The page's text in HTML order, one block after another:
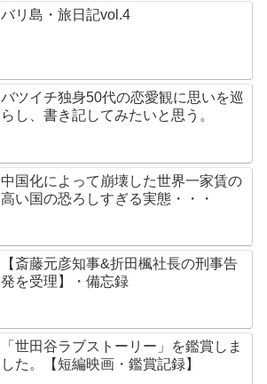
バリ島・旅日記vol.4
バツイチ独身50代の恋愛観に思いを巡
らし、書き記してみたいと思う。
中国化によって崩壊した世界一家賃の
高い国の恐ろしすぎる実態・・・
【斎藤元彦知事&折田楓社長の刑事告
発を受理】・備忘録
「世田谷ラブストーリー」を鑑賞しま
した。【短編映画・鑑賞記録】